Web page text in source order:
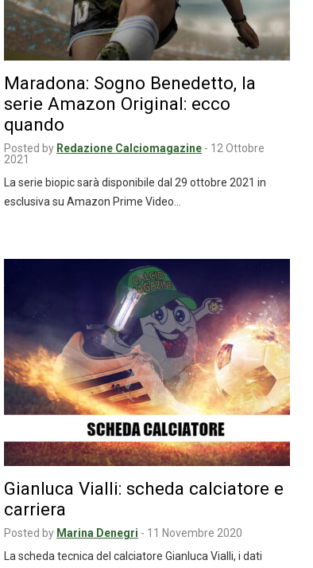
Maradona: Sogno Benedetto, la
serie Amazon Original: ecco
quando
Posted by Redazione Calciomagazine - 12 Ottobre
2021
La serie biopic sarà disponibile dal 29 ottobre 2021 in
esclusiva su Amazon Prime Video…
Gianluca Vialli: scheda calciatore e
carriera
Posted by Marina Denegri - 11 Novembre 2020
La scheda tecnica del calciatore Gianluca Vialli, i dati